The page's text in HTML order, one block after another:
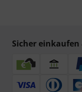
Sicher einkaufen